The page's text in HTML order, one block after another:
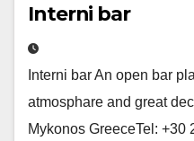
Interni bar
Interni bar An open bar
atmosphare and great
Mykonos GreeceTel: +30